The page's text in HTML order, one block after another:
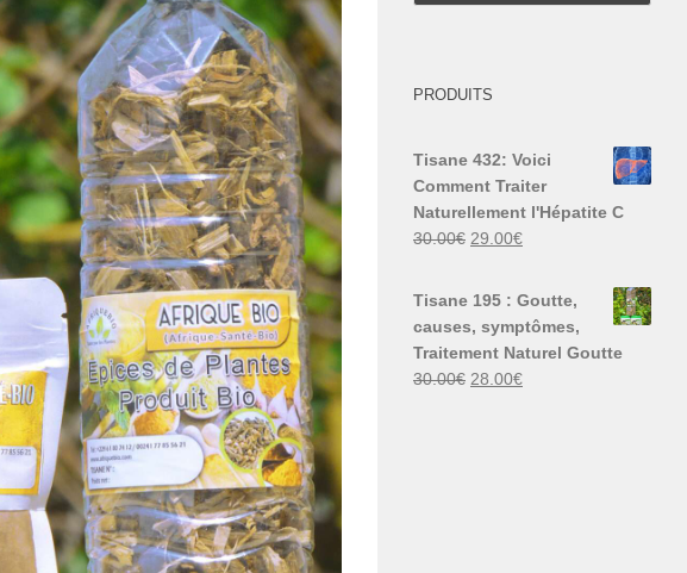
PRODUITS
Tisane 432: Voici
Comment Traiter
Naturellement l'Hépatite C
30.00€ Le
30.00€.
29.00€Le
est :
Tisane 195 : Goutte,
causes, symptômes,
Traitement Naturel Goutte
30.00€ Le
28.00€Le